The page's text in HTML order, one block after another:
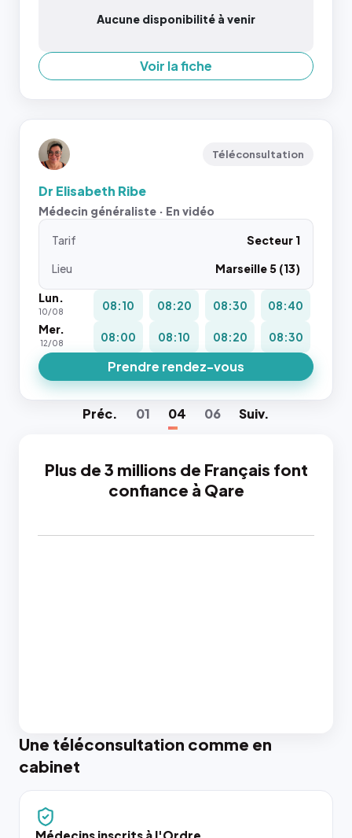
Aucune disponibilité à venir
Voir la fiche
Téléconsultation
Dr Elisabeth Ribe
Médecin généraliste · En vidéo
Tarif
Secteur 1
Lieu
Marseille 5 (13)
Lun.
10/08 08:10 08:20 08:30
08:40
Mer.
12/08 08:00 08:10 08:20 08:30
Prendre rendez-vous
Préc. 01 04 06 Suiv.
Plus de 3 millions de Français font
confiance à Qare
Une téléconsultation comme en
cabinet